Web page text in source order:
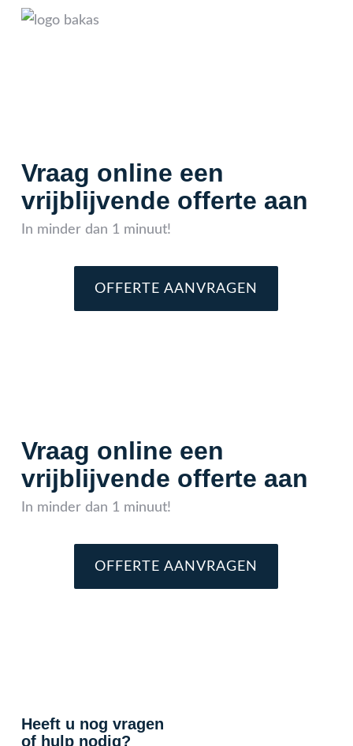
Vraag online een
vrijblijvende offerte aan
In minder dan 1 minuut!
OFFERTE AANVRAGEN
Vraag online een
vrijblijvende offerte aan
In minder dan 1 minuut!
OFFERTE AANVRAGEN
Heeft u nog vragen
of hulp nodig?